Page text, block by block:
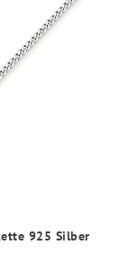
925 Silber